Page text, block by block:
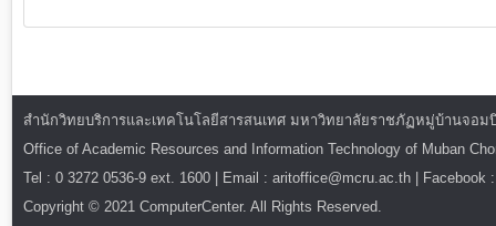
สำนักวิทยบริการและเทคโนโลยีสารสนเทศ มหาวิทยาลัยราชภัฏหมู่บ้านจอ
Office of Academic Resources and Information Technology of Muban
Tel : 0 3272 0536-9 ext. 1600 | Email : aritoffice@mcru.ac.th | Facebook
Copyright © 2021 ComputerCenter. All Rights Reserved.